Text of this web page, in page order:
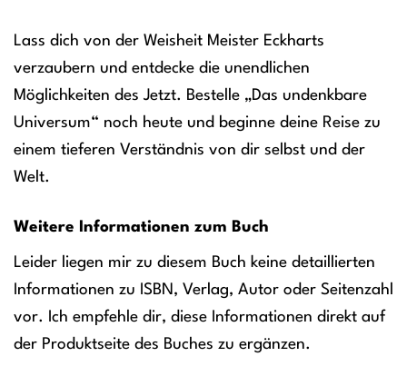
Lass dich von der Weisheit Meister Eckharts
verzaubern und entdecke die unendlichen
Möglichkeiten des Jetzt. Bestelle „Das undenkbare
Universum“ noch heute und beginne deine Reise zu
einem tieferen Verständnis von dir selbst und der
Welt.
Weitere Informationen zum Buch
Leider liegen mir zu diesem Buch keine detaillierten
Informationen zu ISBN, Verlag, Autor oder Seitenzahl
vor. Ich empfehle dir, diese Informationen direkt auf
der Produktseite des Buches zu ergänzen.